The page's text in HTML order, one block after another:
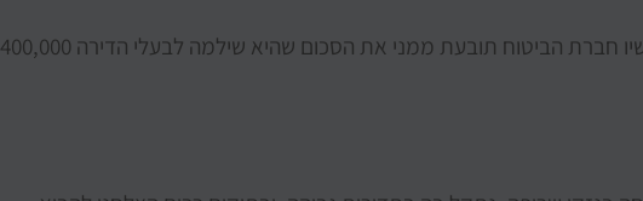
הייתי שוכר בדירה, פרצה שריפה, ועכשיו חברת הביטוח תובעת ממני את הסכום שהיא שילמה לבעלי הדירה 400,000